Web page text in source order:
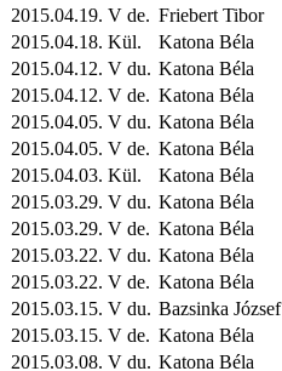
2015.04.19. V de. Friebert Tibor
2015.04.18. Kül. Katona Béla
2015.04.12. V du. Katona Béla
2015.04.12. V de. Katona Béla
2015.04.05. V du. Katona Béla
2015.04.05. V de. Katona Béla
2015.04.03. Kül. Katona Béla
2015.03.29. V du. Katona Béla
2015.03.29. V de. Katona Béla
2015.03.22. V du. Katona Béla
2015.03.22. V de. Katona Béla
2015.03.15. V du. Bazsinka József
2015.03.15. V de. Katona Béla
2015.03.08. V du. Katona Béla